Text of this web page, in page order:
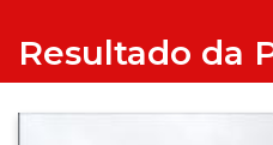
Resultado da